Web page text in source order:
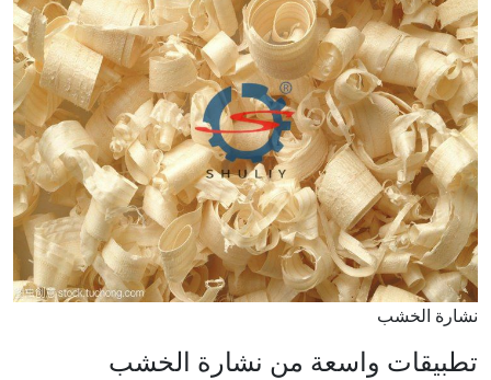
نشارة الخشب
تطبيقات واسعة من نشارة الخشب